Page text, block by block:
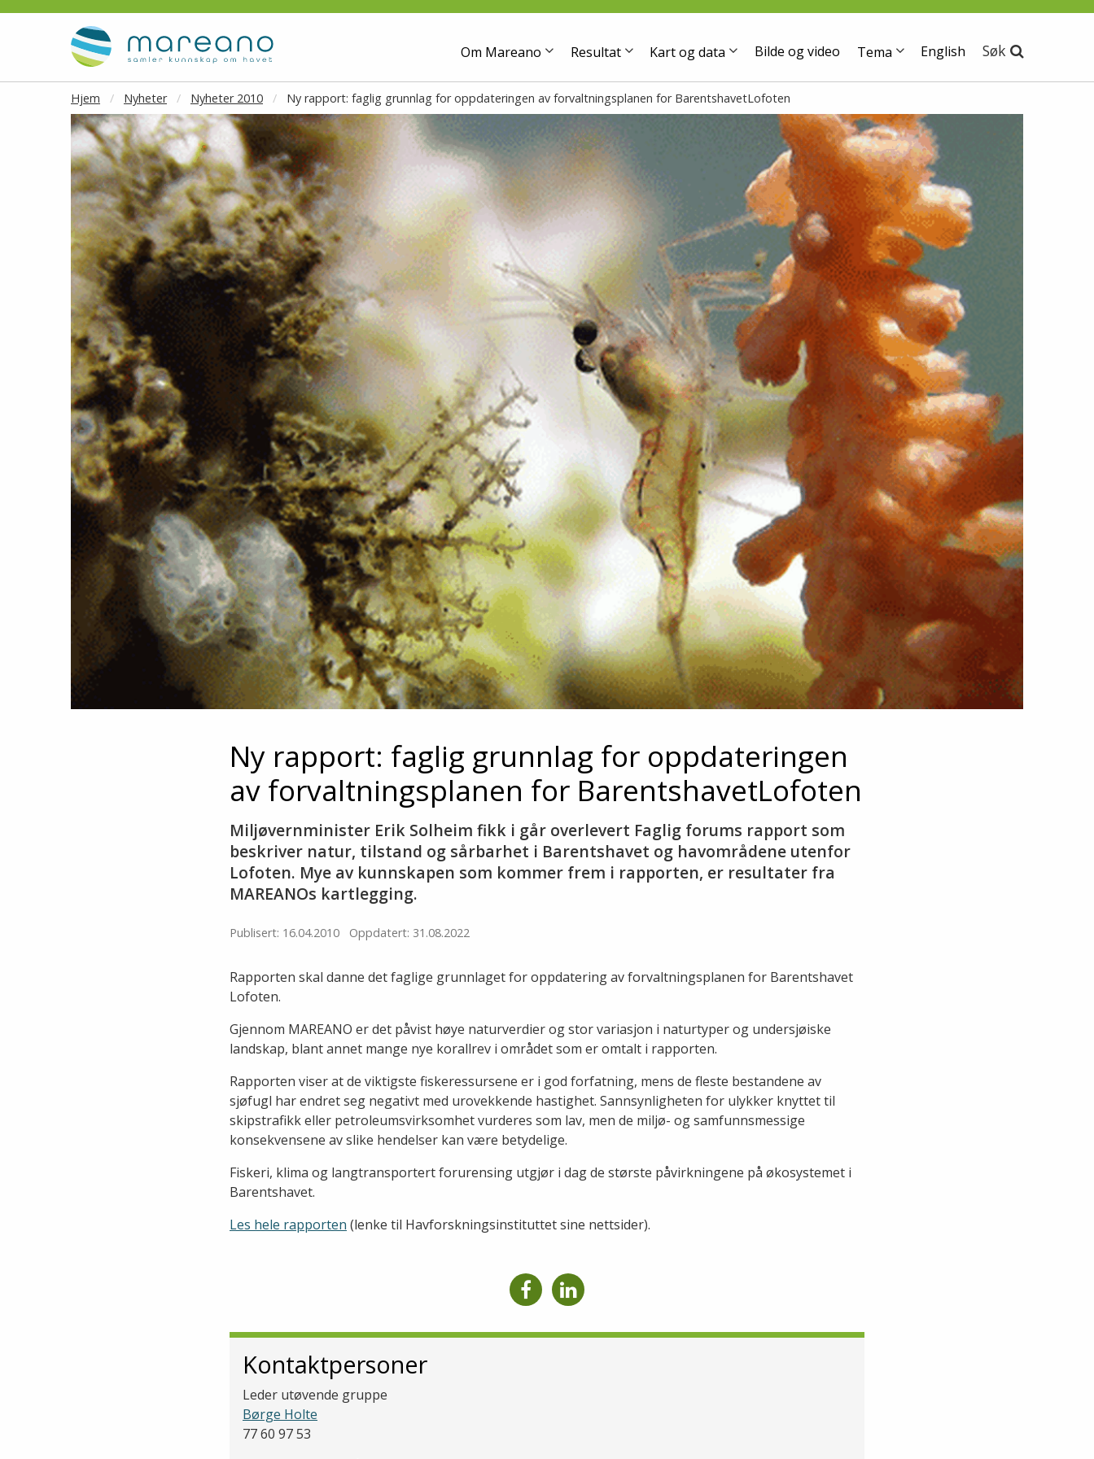
Gå til hovedinnhold
Om Mareano Resultat Kart og data Bilde og video Tema English Søk
Hjem Nyheter Nyheter 2010 Ny rapport: faglig grunnlag for oppdateringen av forvaltningsplanen for BarentshavetLofoten
Ny rapport: faglig grunnlag for oppdateringen
av forvaltningsplanen for BarentshavetLofoten
Miljøvernminister Erik Solheim fikk i går overlevert Faglig forums rapport som
beskriver natur, tilstand og sårbarhet i Barentshavet og havområdene utenfor
Lofoten. Mye av kunnskapen som kommer frem i rapporten, er resultater fra
MAREANOs kartlegging.
Publisert: 16.04.2010 Oppdatert: 31.08.2022
Rapporten skal danne det faglige grunnlaget for oppdatering av forvaltningsplanen for Barentshavet 
Lofoten.
Gjennom MAREANO er det påvist høye naturverdier og stor variasjon i naturtyper og undersjøiske
landskap, blant annet mange nye korallrev i området som er omtalt i rapporten.
Rapporten viser at de viktigste fiskeressursene er i god forfatning, mens de fleste bestandene av
sjøfugl har endret seg negativt med urovekkende hastighet. Sannsynligheten for ulykker knyttet til
skipstrafikk eller petroleumsvirksomhet vurderes som lav, men de miljø- og samfunnsmessige
konsekvensene av slike hendelser kan være betydelige.
Fiskeri, klima og langtransportert forurensing utgjør i dag de største påvirkningene på økosystemet i
Barentshavet.
Les hele rapporten (lenke til Havforskningsinstituttet sine nettsider).
Kontaktpersoner
Leder utøvende gruppe
Børge Holte
77 60 97 53